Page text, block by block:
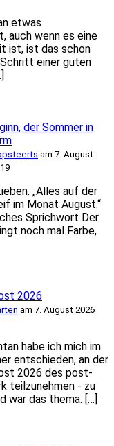
etwas
auch wenn es eine
ist, ist das schon
einer guten
der Sommer in
am 7. August
„Alles auf der
im Monat August.“
Sprichwort Der
noch mal Farbe,
2026
am 7. August 2026
habe ich mich im
entschieden, an der
2026 des post-
teilzunehmen - zu
war das thema. […]